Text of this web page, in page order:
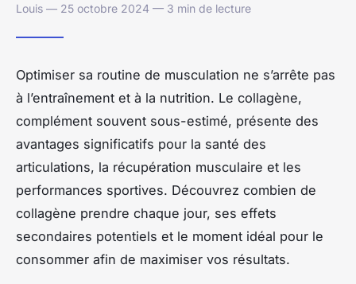
Louis — 25 octobre 2024 — 3 min de lecture
Optimiser sa routine de musculation ne s’arrête pas
à l’entraînement et à la nutrition. Le collagène,
complément souvent sous-estimé, présente des
avantages significatifs pour la santé des
articulations, la récupération musculaire et les
performances sportives. Découvrez combien de
collagène prendre chaque jour, ses effets
secondaires potentiels et le moment idéal pour le
consommer afin de maximiser vos résultats.